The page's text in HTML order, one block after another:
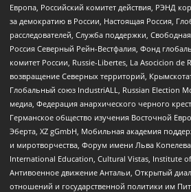
Европа, Российский комитет действия, РЭНД
за демократию в России, Настоящая Россия,
расследователей, Служба поддержки,
Россия Северный Рейн-Вестфалия, Фонд
комитет России, Russie-Libertes, La Asocicion de
возвращение Северных территорий,
Глобальный союз IndustriALL, Russian Election
медиа, Федерация анархического черного
Германское общество изучения Восточной
Эберта, XZ gGmbH, Мобильная академия
и миротворчества, Форум имени Льва
International Education, Cultural Vistas, Institute
Антивоенное движение Антальи, Открытый
отношений и государственной политики им